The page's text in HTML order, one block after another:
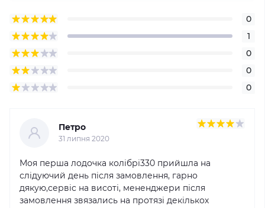
0
1
0
0
0
Петро
31 липня 2020
Моя перша лодочка колібрі330 прийшла на
слідуючий день після замовлення, гарно
дякую,сервіс на висоті, мененджери після
замовлення звязались на протязі декількох